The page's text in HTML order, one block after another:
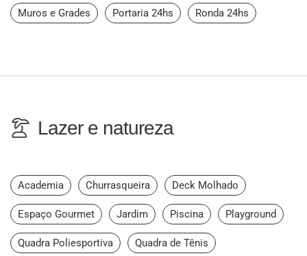
Muros e Grades Portaria 24hs Ronda 24hs
Lazer e natureza
Academia Churrasqueira Deck Molhado
Espaço Gourmet Jardim Piscina Playground
Quadra Poliesportiva Quadra de Tênis